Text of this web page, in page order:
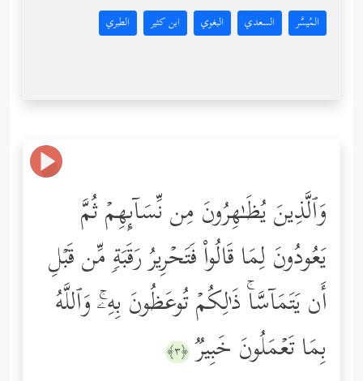
المُيسَّر السعدي البغوي ابن كثير الطبري
وَٱلَّذِینَ یُظَـٰهِرُونَ مِن نِّسَاۤىِٕهِمۡ ثُمَّ
یَعُودُونَ لِمَا قَالُواْ فَتَحۡرِیرُ رَقَبَةࣲ مِّن قَبۡلِ
أَن یَتَمَاۤسَّاۚ ذَ ٰ⁠لِكُمۡ تُوعَظُونَ بِهِۦۚ وَٱللَّهُ
بِمَا تَعۡمَلُونَ خَبِیرࣱ ﴿٣﴾